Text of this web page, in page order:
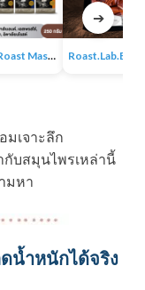
UCC Roast Master กาแฟคั่วบด 250 ก.
➔
เจาะลึก
กับสมุนไพรเหล่านี้
มหา
น้ำหนักได้จริง